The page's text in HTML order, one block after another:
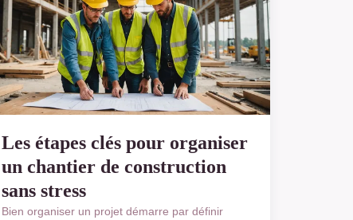
Les étapes clés pour organiser
un chantier de construction
sans stress
Bien organiser un projet démarre par définir